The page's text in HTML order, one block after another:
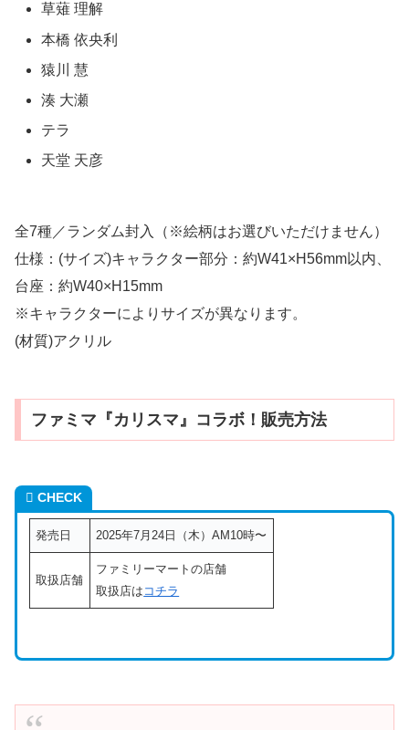
草薙 理解
本橋 依央利
猿川 慧
湊 大瀬
テラ
天堂 天彦
全7種／ランダム封入（※絵柄はお選びいただけません）
仕様：(サイズ)キャラクター部分：約W41×H56mm以内、
台座：約W40×H15mm
※キャラクターによりサイズが異なります。
(材質)アクリル
ファミマ『カリスマ』コラボ！販売方法
CHECK
発売日 2025年7月24日（木）AM10時〜
取扱店舗
ファミリーマートの店舗
取扱店は コチラ